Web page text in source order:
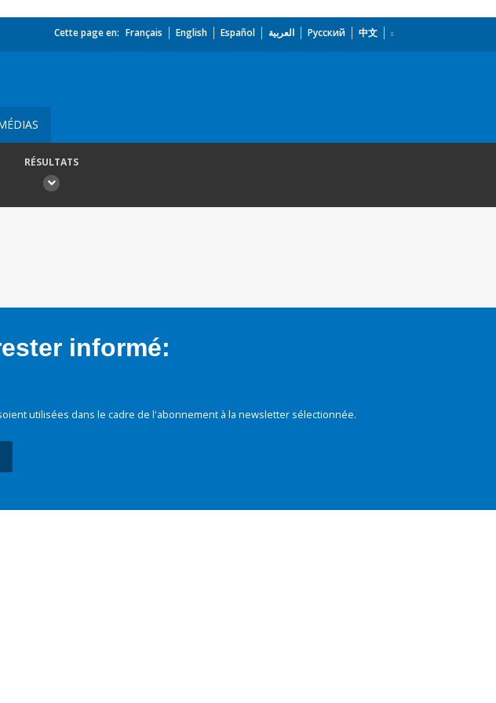
Cette page en: Français English Español العربية Русский 中文
RÉSULTATS
informé:
utilisées dans le cadre de l'abonnement à la newsletter sélectionnée.